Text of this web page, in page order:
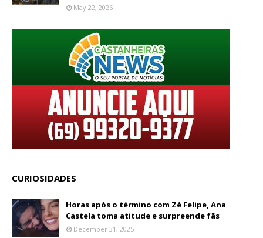
May 22, 2026
CURIOSIDADES
Horas após o término com Zé Felipe, Ana
Castela toma atitude e surpreende fãs
December 31, 2025